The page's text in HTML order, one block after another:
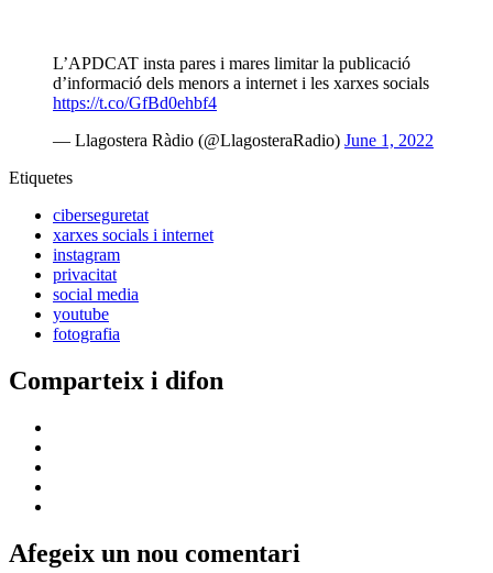
L’APDCAT insta pares i mares limitar la publicació
d’informació dels menors a internet i les xarxes socials
https://t.co/GfBd0ehbf4
— Llagostera Ràdio (@LlagosteraRadio) June 1, 2022
Etiquetes
ciberseguretat
xarxes socials i internet
instagram
privacitat
social media
youtube
fotografia
Comparteix i difon
Afegeix un nou comentari